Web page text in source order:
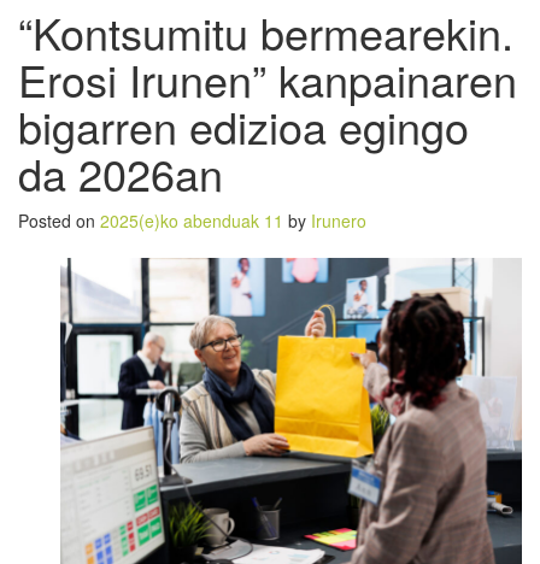
“Kontsumitu bermearekin.
Erosi Irunen” kanpainaren
bigarren edizioa egingo
da 2026an
Posted on 2025(e)ko abenduak 11 by Irunero